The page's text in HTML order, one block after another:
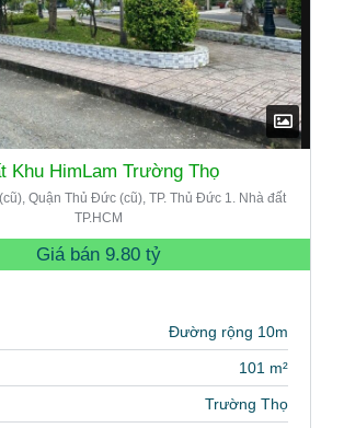
Khu HimLam Trường Thọ
Quận Thủ Đức (cũ), TP. Thủ Đức 1. Nhà đất
TP.HCM
Giá bán 9.80 tỷ
Đường rộng 10m
101 m²
Trường Thọ